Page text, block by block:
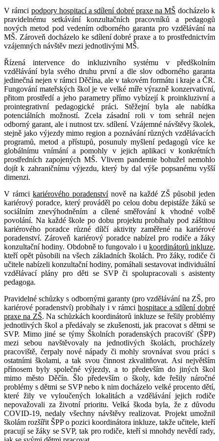
V rámci podpory hospitací a sdílení dobré praxe na MŠ docházelo k
pravidelnému setkávání konzultačních pracovníků a pedagogů
nových metod pod vedením odborného garanta pro vzdělávání na
MŠ. Zároveň docházelo ke sdílení dobré praxe a to prostřednictvím
vzájemných návštěv mezi jednotlivými MŠ.
Řízená intervence do inkluzivního systému v předškolním
vzdělávání byla svého druhu první a dle slov odborného garanta
jedinečná nejen v rámci Děčína, ale v takovém formátu i kraje a ČR.
Fungování mateřských škol je ve velké míře výrazně konzervativní,
přitom prostředí a jeho parametry přímo vybízejí k proinkluzivní a
prointegrativní pedagogické práci. Stěžejní byla ale nabídka
potenciálních možností. Zcela zásadní roli v tom sehrál nejen
odborný garant, ale i nutnost tzv. sdílení. Vzájemné návštěvy školek,
stejně jako výjezdy mimo region a poznávání různých vzdělávacích
programů, metod a přístupů, posunuly myšlení pedagogů více ke
globálnímu vnímání a pomohly v jejich aplikaci v konkrétních
prostředních zapojených MŠ. Vlivem pandemie bohužel nemohlo
dojít k zahraničnímu výjezdu, který by dal výše popsanému vyšší
dimenzi.
V rámcikariérového poradenstvínově na každé ZŠ působil jeden
kariérový poradce, který prováděl po celou dobu depistáže žáků se
sociálním znevýhodněním a cílené směřování k vhodné volbě
povolání. Na každé škole po dobu projektu probíhaly pod záštitou
kariérového poradce různé dílčí aktivity zaměřené na kariérové
poradenství. Zároveň kariérový poradce nabízel pro rodiče a žáky
konzultační hodiny. Obdobně to fungovalo i u koordinátorů inkluze,
kteří opět působili na všech základních školách. Pro žáky, rodiče či
učitele nabízeli konzultační hodiny, pomáhali sestavovat individuální
vzdělávací plány pro děti se SVP či spolupracovali s asistenty
pedagoga.
Pravidelné schůzky s odbornými garanty (pro vzdělávání na ZŠ, pro
kariérové poradenství) probíhaly i v rámci hospitace a sdílení dobré
praxe na ZŠ. Na schůzkách koordinátorů inkluze se řešily problémy
jednotlivých škol a předávaly se zkušenosti, jak pracovat s dětmi se
SVP. Mimo jiné se týmy Školních poradenských pracovišť (ŠPP)
mezi sebou navštěvovaly na jednotlivých školách, procházely
pracoviště, čerpaly nové nápady či mohly srovnávat svou práci s
ostatními školami, a tak svou činnost zkvalitňovat. Asi největším
přínosem byly společné výjezdy, a to především do jiných škol
mimo město Děčín. Šlo především o školy, kde řešily náročné
problémy s dětmi se SVP nebo k nim docházelo velké procento dětí,
které žily ve vyloučených lokalitách a vzdělávání jejich rodiče
nepovažovali za životní prioritu. Velká škoda byla, že z důvodu
COVID-19, nedaly všechny návštěvy realizovat. Projekt umožnil
školám rozšířit ŠPP o pozici koordinátora inkluze, takže učitele, kteří
pracují se žáky se SVP, tak pro rodiče, kteří si mnohdy nevědí rady,